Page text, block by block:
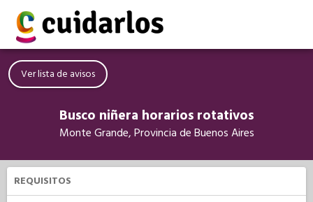
Ver lista de avisos
Busco niñera horarios rotativos
Monte Grande, Provincia de Buenos Aires
REQUISITOS